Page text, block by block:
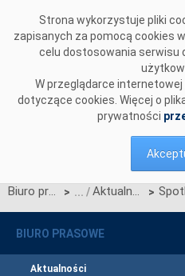
Strona wykorzystuje pliki
zapisanych za pomocą cookies
celu dostosowania serwisu
W przeglądarce
dotyczące cookies. Więcej o
prywatności
Biuro prasowe > Aktualności >
BIURO PRASOWE
Aktualności